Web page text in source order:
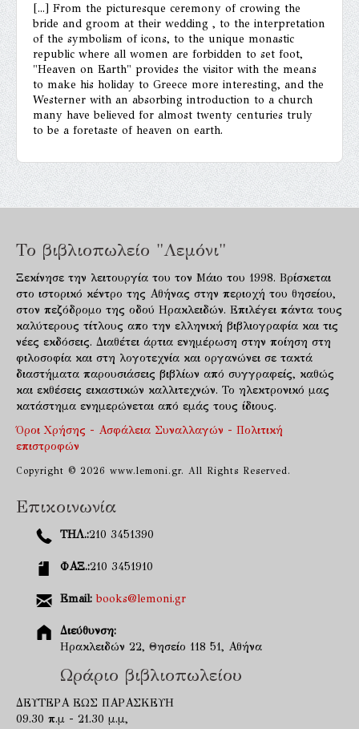
[...] From the picturesque ceremony of crowing the
bride and groom at their wedding , to the interpretation
of the symbolism of icons, to the unique monastic
republic where all women are forbidden to set foot,
"Heaven on Earth" provides the visitor with the means
to make his holiday to Greece more interesting, and the
Westerner with an absorbing introduction to a church
many have believed for almost twenty centuries truly
to be a foretaste of heaven on earth.
Το βιβλιοπωλείο "Λεμόνι"
Ξεκίνησε την λειτουργία του τον Μάιο του 1998. Βρίσκεται
στο ιστορικό κέντρο της Αθήνας στην περιοχή του θησείου,
στον πεζόδρομο της οδού Ηρακλειδών. Επιλέγει πάντα τους
καλύτερους τίτλους απο την ελληνική βιβλιογραφία και τις
νέες εκδόσεις. Διαθέτει άρτια ενημέρωση στην ποίηση στη
φιλοσοφία και στη λογοτεχνία και οργανώνει σε τακτά
διαστήματα παρουσιάσεις βιβλίων από συγγραφείς, καθώς
και εκθέσεις εικαστικών καλλιτεχνών. Το ηλεκτρονικό μας
κατάστημα ενημερώνεται από εμάς τους ίδιους.
Όροι Χρήσης - Ασφάλεια Συναλλαγών - Πολιτική
επιστροφών
Copyright © 2026 www.lemoni.gr. All Rights Reserved.
Επικοινωνία
ΤΗΛ.:210 3451390
ΦΑΞ.:210 3451910
Email: books@lemoni.gr
Διεύθυνση:
Ηρακλειδών 22, Θησείο 118 51, Αθήνα
Ωράριο βιβλιοπωλείου
ΔΕΥΤΕΡΑ ΕΩΣ ΠΑΡΑΣΚΕΥΗ
09.30 π.μ - 21.30 μ.μ,